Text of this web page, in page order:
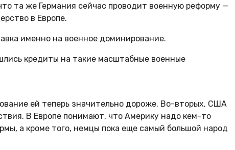
та же Германия сейчас проводит военную реформу —
в Европе.
именно на военное доминирование.
кредиты на такие масштабные военные
ей теперь значительно дороже. Во-вторых, США
В Европе понимают, что Америку надо кем-то
а кроме того, немцы пока еще самый большой народ